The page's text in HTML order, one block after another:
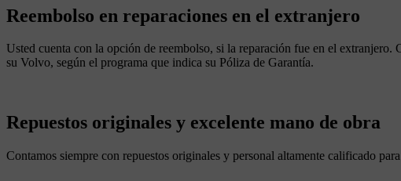
Reembolso en reparaciones en el extranjero
Usted cuenta con la opción de reembolso, si la reparación fue en el
su Volvo, según el programa que indica su Póliza de Garantía.
Repuestos originales y excelente mano de obra
Contamos siempre con repuestos originales y personal altamente calificado